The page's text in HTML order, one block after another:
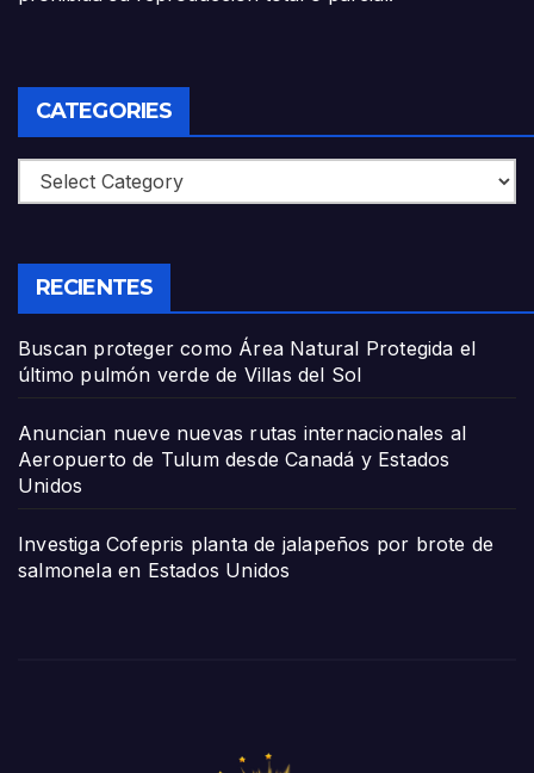
CATEGORIES
Categories
RECIENTES
Buscan proteger como Área Natural Protegida el
último pulmón verde de Villas del Sol
Anuncian nueve nuevas rutas internacionales al
Aeropuerto de Tulum desde Canadá y Estados
Unidos
Investiga Cofepris planta de jalapeños por brote de
salmonela en Estados Unidos